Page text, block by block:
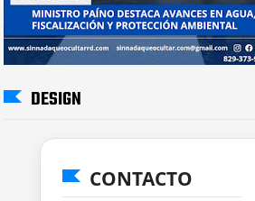
DESIGN
CONTACTO